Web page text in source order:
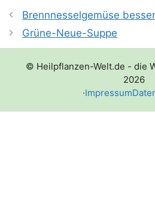
Brennnesselgemüse
Grüne-Neue-Suppe
© Heilpflanzen-Welt.de - die
2026
·Impressum